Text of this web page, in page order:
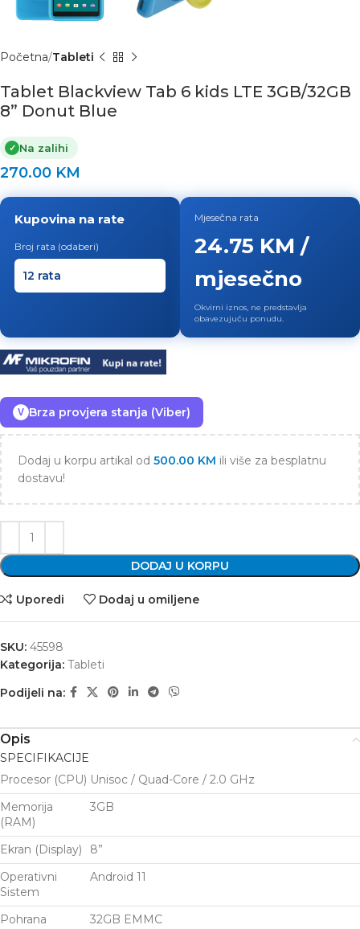
Početna Tableti
Tablet Blackview Tab 6 kids LTE 3GB/32GB
8” Donut Blue
✓ Na zalihi
270.00 KM
Kupovina na rate
Broj rata (odaberi)
Mjesečna rata
24.75 KM /
mjesečno
Okvirni iznos, ne predstavlja
obavezujuću ponudu.
V Brza provjera stanja (Viber)
Dodaj u korpu artikal od 500.00 KM ili više za besplatnu
dostavu!
DODAJ U KORPU
Uporedi Dodaj u omiljene
SKU: 45598
Kategorija: Tableti
Podijeli na:
Opis
SPECIFIKACIJE
Procesor (CPU) Unisoc / Quad-Core / 2.0 GHz
Memorija
(RAM)
3GB
Ekran (Display)
8”
Operativni
Sistem
Android 11
Pohrana
32GB EMMC